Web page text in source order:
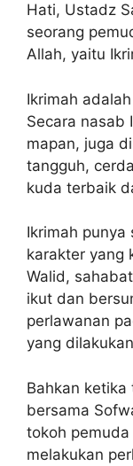
Hati, Ustadz
seorang
Allah, yaitu
Ikrimah
Secara nasab
mapan, juga
tangguh,
kuda terbaik
Ikrimah punya
karakter yang
Walid,
ikut dan
perlawanan
yang
Bahkan ketika
bersama
tokoh
melakukan